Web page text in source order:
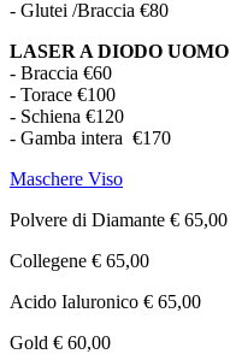
- Glutei /Braccia €80
LASER A DIODO UOMO
- Braccia €60
- Torace €100
- Schiena €120
- Gamba intera €170
Maschere Viso
Polvere di Diamante € 65,00
Collegene € 65,00
Acido Ialuronico € 65,00
Gold € 60,00